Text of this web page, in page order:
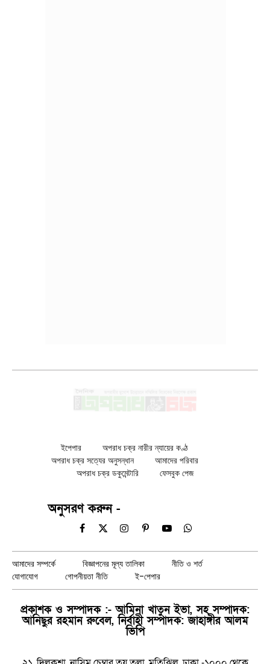
ইপেপার
অপরাধ চক্র নারীর ন্যায়ের কণ্ঠ
অপরাধ চক্র সত্যের অনুসন্ধান
আমাদের পরিবার
অপরাধ চক্র ডকুমেন্টারি
ফেসবুক পেজ
অনুসরণ করুন -
Facebook
X
InstagramPinterestYouTubeWhatsApp
আমাদের সম্পর্কে বিজ্ঞাপনের মূল্য তালিকা
নীতি ও শর্ত
যোগাযোগ
গোপনীয়তা নীতি ই-পেপার
প্রকাশক ও সম্পাদক :- আমিনা খাতুন ইভা, সহ সম্পাদক:
আনিছুর রহমান রুবেল, নির্বাহী সম্পাদক: জাহাঙ্গীর আলম
ভিপি